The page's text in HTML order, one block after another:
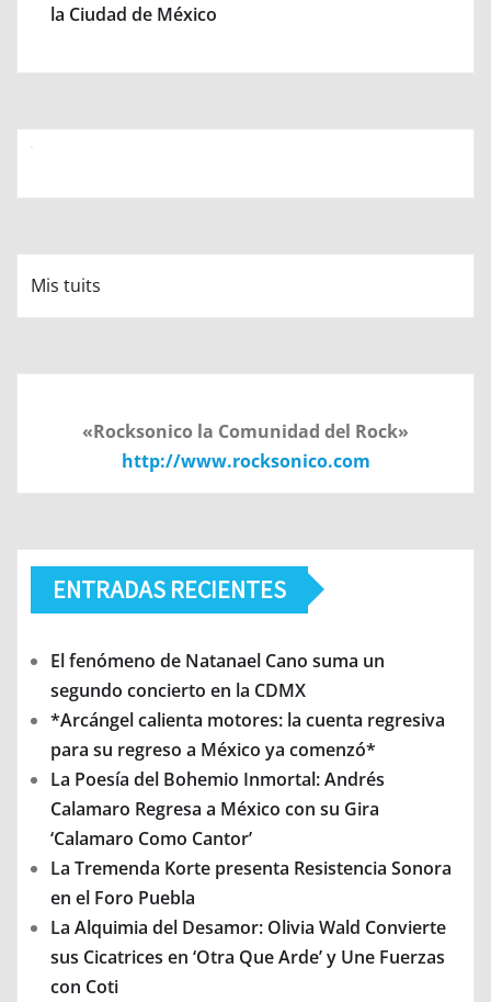
la Ciudad de México
Mis tuits
«Rocksonico la Comunidad del Rock»
http://www.rocksonico.com
ENTRADAS RECIENTES
El fenómeno de Natanael Cano suma un
segundo concierto en la CDMX
*Arcángel calienta motores: la cuenta regresiva
para su regreso a México ya comenzó*
La Poesía del Bohemio Inmortal: Andrés
Calamaro Regresa a México con su Gira
‘Calamaro Como Cantor’
La Tremenda Korte presenta Resistencia Sonora
en el Foro Puebla
La Alquimia del Desamor: Olivia Wald Convierte
sus Cicatrices en ‘Otra Que Arde’ y Une Fuerzas
con Coti